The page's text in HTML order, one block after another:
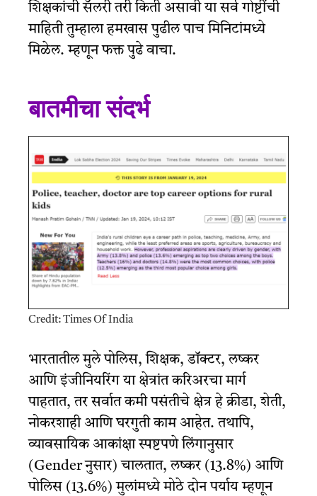
शिक्षकांची सॅलरी तरी किती असावी या सर्व गोष्टींची
माहिती तुम्हाला हमखास पुढील पाच मिनिटांमध्ये
मिळेल. म्हणून फक्त पुढे वाचा.
बातमीचा संदर्भ
Credit: Times Of India
भारतातील मुले पोलिस, शिक्षक, डॉक्टर, लष्कर
आणि इंजीनियरिंग या क्षेत्रांत करिअरचा मार्ग
पाहतात, तर सर्वात कमी पसंतीचे क्षेत्र हे क्रीडा, शेती,
नोकरशाही आणि घरगुती काम आहेत. तथापि,
व्यावसायिक आकांक्षा स्पष्टपणे लिंगानुसार
(Gender नुसार) चालतात, लष्कर (13.8%) आणि
पोलिस (13.6%) मुलांमध्ये मोठे दोन पर्याय म्हणून